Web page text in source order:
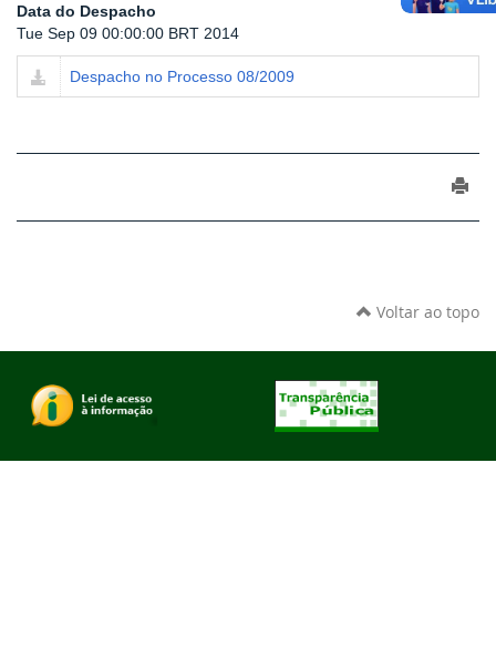
Data do Despacho
Tue Sep 09 00:00:00 BRT 2014
Despacho no Processo 08/2009
Voltar ao topo